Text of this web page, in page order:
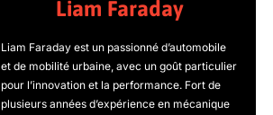
Liam Faraday
Liam Faraday est un passionné d’automobile
et de mobilité urbaine, avec un goût particulier
pour l’innovation et la performance. Fort de
plusieurs années d’expérience en mécanique